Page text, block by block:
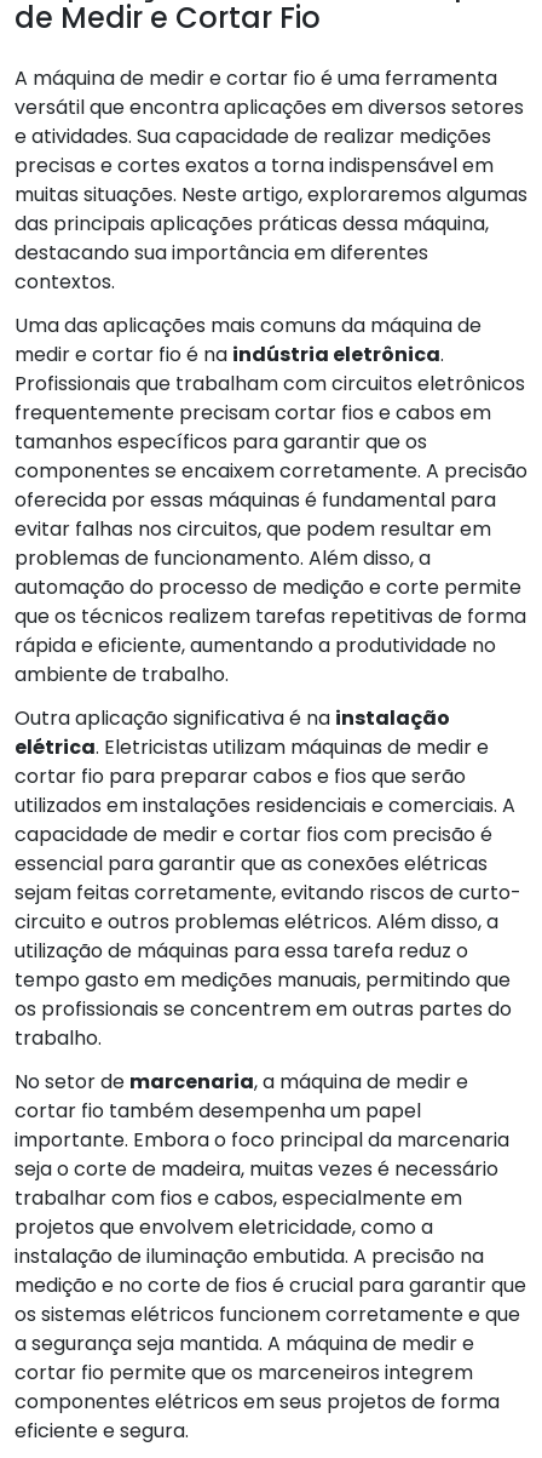
de Medir e Cortar Fio
A máquina de medir e cortar fio é uma ferramenta
versátil que encontra aplicações em diversos setores
e atividades. Sua capacidade de realizar medições
precisas e cortes exatos a torna indispensável em
muitas situações. Neste artigo, exploraremos algumas
das principais aplicações práticas dessa máquina,
destacando sua importância em diferentes
contextos.
Uma das aplicações mais comuns da máquina de
medir e cortar fio é na indústria eletrônica.
Profissionais que trabalham com circuitos eletrônicos
frequentemente precisam cortar fios e cabos em
tamanhos específicos para garantir que os
componentes se encaixem corretamente. A precisão
oferecida por essas máquinas é fundamental para
evitar falhas nos circuitos, que podem resultar em
problemas de funcionamento. Além disso, a
automação do processo de medição e corte permite
que os técnicos realizem tarefas repetitivas de forma
rápida e eficiente, aumentando a produtividade no
ambiente de trabalho.
Outra aplicação significativa é na instalação
elétrica. Eletricistas utilizam máquinas de medir e
cortar fio para preparar cabos e fios que serão
utilizados em instalações residenciais e comerciais. A
capacidade de medir e cortar fios com precisão é
essencial para garantir que as conexões elétricas
sejam feitas corretamente, evitando riscos de curto-
circuito e outros problemas elétricos. Além disso, a
utilização de máquinas para essa tarefa reduz o
tempo gasto em medições manuais, permitindo que
os profissionais se concentrem em outras partes do
trabalho.
No setor de marcenaria, a máquina de medir e
cortar fio também desempenha um papel
importante. Embora o foco principal da marcenaria
seja o corte de madeira, muitas vezes é necessário
trabalhar com fios e cabos, especialmente em
projetos que envolvem eletricidade, como a
instalação de iluminação embutida. A precisão na
medição e no corte de fios é crucial para garantir que
os sistemas elétricos funcionem corretamente e que
a segurança seja mantida. A máquina de medir e
cortar fio permite que os marceneiros integrem
componentes elétricos em seus projetos de forma
eficiente e segura.